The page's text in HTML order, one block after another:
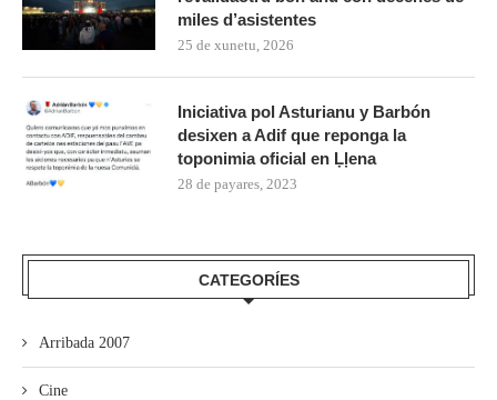
miles d’asistentes
25 de xunetu, 2026
Iniciativa pol Asturianu y Barbón
desixen a Adif que reponga la
toponimia oficial en Ḷḷena
28 de payares, 2023
CATEGORÍES
Arribada 2007
Cine